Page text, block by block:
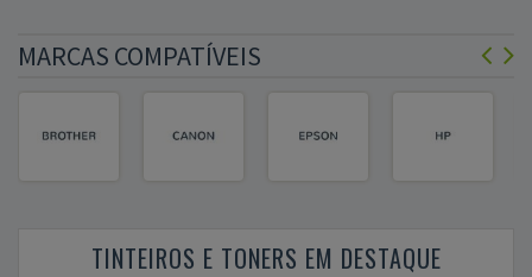
MARCAS COMPATÍVEIS
TINTEIROS E TONERS EM DESTAQUE